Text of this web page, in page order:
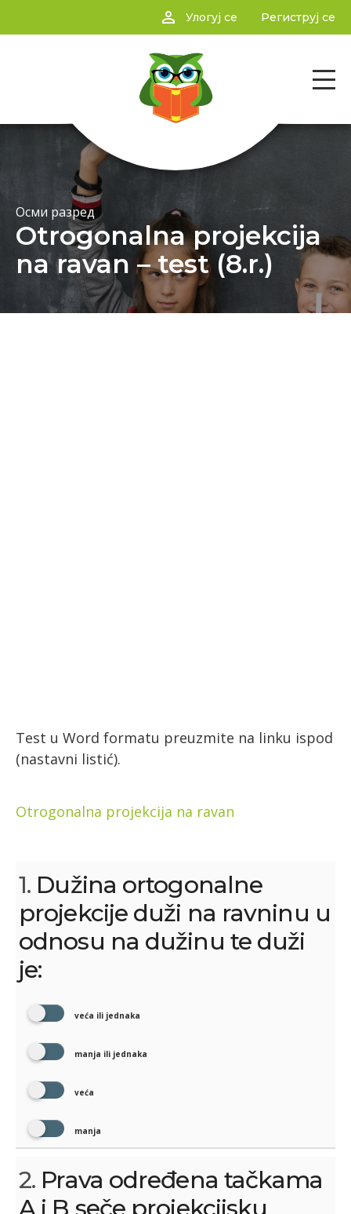
person_outline Улогуј се Региструј се
Осми разред
Otrogonalna projekcija
na ravan – test (8.r.)
Test u Word formatu preuzmite na linku ispod
(nastavni listić).
Otrogonalna projekcija na ravan
1. Dužina ortogonalne
projekcije duži na ravninu u
odnosu na dužinu te duži
je:
veća ili jednaka
manja ili jednaka
veća
manja
2. Prava određena tačkama